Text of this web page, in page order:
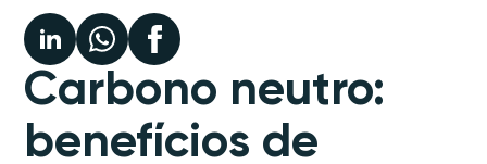
Carbono neutro:
benefícios de